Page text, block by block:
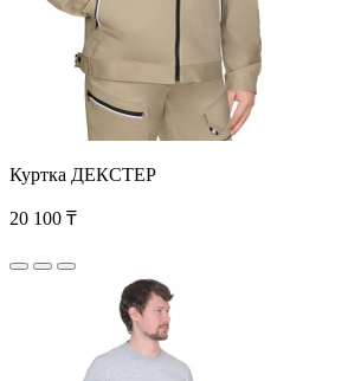
Куртка ДЕКСТЕР
20 100 ₸